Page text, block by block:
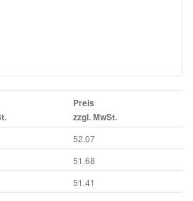
Preis
zzgl. MwSt.
52.07
51.68
51.41